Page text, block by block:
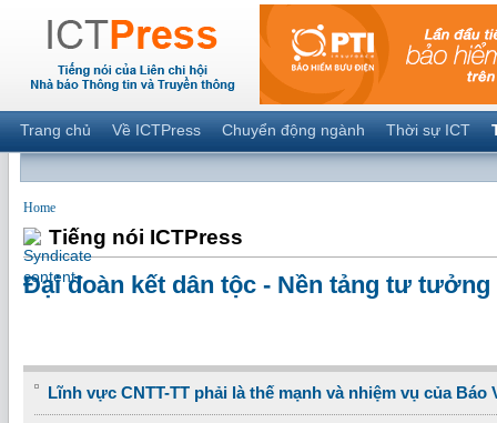
Trang chủ Về ICTPress Chuyển động ngành Thời sự ICT
Home
Tiếng nói ICTPress
Đại đoàn kết dân tộc - Nền tảng tư tưởng
Lĩnh vực CNTT-TT phải là thế mạnh và nhiệm vụ của Báo